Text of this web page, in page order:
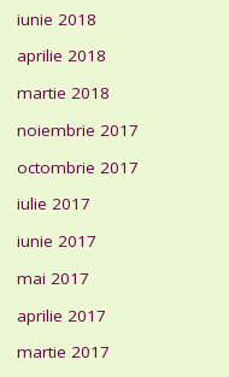
iunie 2018
aprilie 2018
martie 2018
noiembrie 2017
octombrie 2017
iulie 2017
iunie 2017
mai 2017
aprilie 2017
martie 2017